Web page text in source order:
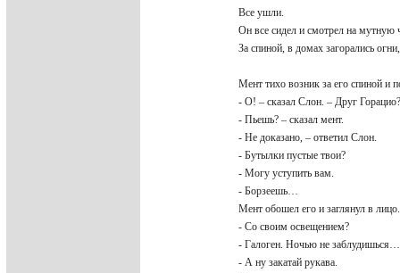
Все ушли.
Он все сидел и смотрел на
За спиной, в домах загорались
Мент тихо возник за его спиной и
- О! – сказал Слон. – Друг
- Пьешь? – сказал мент.
- Не доказано, – ответил Слон.
- Бутылки пустые твои?
- Могу уступить вам.
- Борзеешь…
Мент обошел его и заглянул в
- Со своим освещением?
- Галоген. Ночью не
- А ну закатай рукава.